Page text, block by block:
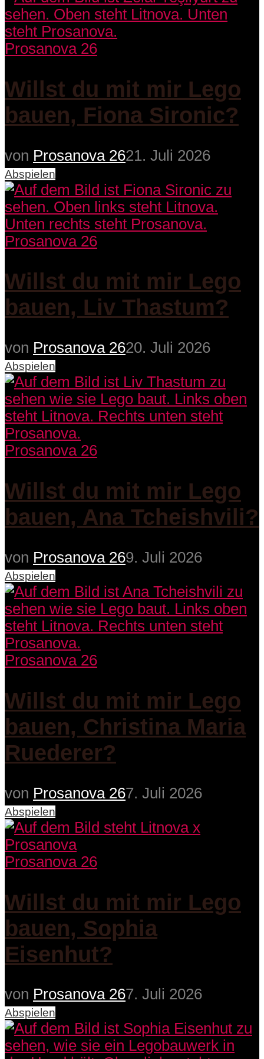
Prosanova 26
Willst du mit mir Lego
bauen, Fiona Sironic?
von Prosanova 2621. Juli 2026
Abspielen
Prosanova 26
Willst du mit mir Lego
bauen, Liv Thastum?
von Prosanova 2620. Juli 2026
Abspielen
Prosanova 26
Willst du mit mir Lego
bauen, Ana Tcheishvili?
von Prosanova 269. Juli 2026
Abspielen
Prosanova 26
Willst du mit mir Lego
bauen, Christina Maria
Ruederer?
von Prosanova 267. Juli 2026
Abspielen
Prosanova 26
Willst du mit mir Lego
bauen, Sophia
Eisenhut?
von Prosanova 267. Juli 2026
Abspielen